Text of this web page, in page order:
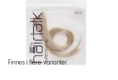
Finnes i flere varianter